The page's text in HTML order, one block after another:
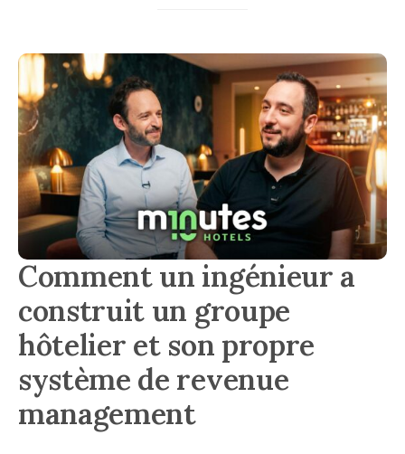
Comment un ingénieur a
construit un groupe
hôtelier et son propre
système de revenue
management